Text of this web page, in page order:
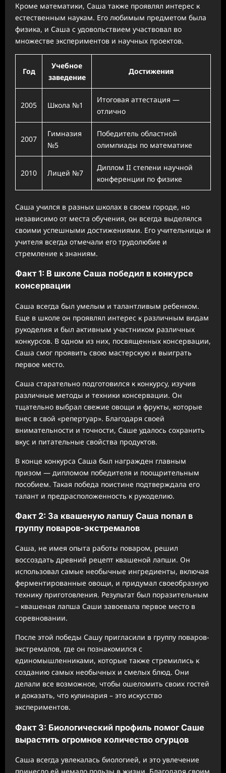
Кроме математики, Саша также проявлял интерес к
естественным наукам. Его любимым предметом была
физика, и Саша с удовольствием участвовал во
множестве экспериментов и научных проектов.
Год
Учебное
заведение
Достижения
2005 Школа №1
Итоговая аттестация —
отлично
2007
Гимназия
№5
Победитель областной
олимпиады по математике
2010 Лицей №7
Диплом II степени научной
конференции по физике
Саша учился в разных школах в своем городе, но
независимо от места обучения, он всегда выделялся
своими успешными достижениями. Его учительницы и
учителя всегда отмечали его трудолюбие и
стремление к знаниям.
Факт 1: В школе Саша победил в конкурсе
консервации
Саша всегда был умелым и талантливым ребенком.
Еще в школе он проявлял интерес к различным видам
рукоделия и был активным участником различных
конкурсов. В одном из них, посвященных консервации,
Саша смог проявить свою мастерскую и выиграть
первое место.
Саша старательно подготовился к конкурсу, изучив
различные методы и техники консервации. Он
тщательно выбрал свежие овощи и фрукты, которые
внес в свой «репертуар». Благодаря своей
внимательности и точности, Саше удалось сохранить
вкус и питательные свойства продуктов.
В конце конкурса Саша был награжден главным
призом — дипломом победителя и поощрительным
пособием. Такая победа поистине подтверждала его
талант и предрасположенность к рукоделию.
Факт 2: За квашеную лапшу Саша попал в
группу поваров-экстремалов
Саша, не имея опыта работы поваром, решил
воссоздать древний рецепт квашеной лапши. Он
использовал самые необычные ингредиенты, включая
ферментированные овощи, и придумал своеобразную
технику приготовления. Результат был поразительным
– квашеная лапша Саши завоевала первое место в
соревновании.
После этой победы Сашу пригласили в группу поваров-
экстремалов, где он познакомился с
единомышленниками, которые также стремились к
созданию самых необычных и смелых блюд. Они
делали все возможное, чтобы ошеломить своих гостей
и доказать, что кулинария – это искусство
экспериментов.
Факт 3: Биологический профиль помог Саше
вырастить огромное количество огурцов
Саша всегда увлекалась биологией, и это увлечение